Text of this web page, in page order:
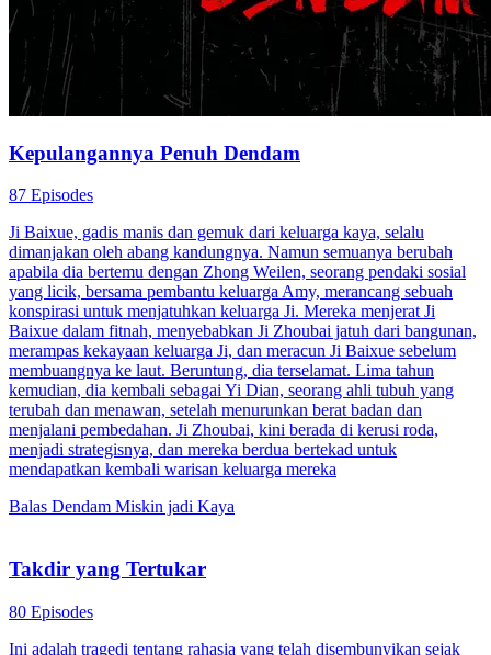
Kepulangannya Penuh Dendam
87 Episodes
Ji Baixue, gadis manis dan gemuk dari keluarga kaya, selalu
dimanjakan oleh abang kandungnya. Namun semuanya berubah
apabila dia bertemu dengan Zhong Weilen, seorang pendaki sosial
yang licik, bersama pembantu keluarga Amy, merancang sebuah
konspirasi untuk menjatuhkan keluarga Ji. Mereka menjerat Ji
Baixue dalam fitnah, menyebabkan Ji Zhoubai jatuh dari bangunan,
merampas kekayaan keluarga Ji, dan meracun Ji Baixue sebelum
membuangnya ke laut. Beruntung, dia terselamat. Lima tahun
kemudian, dia kembali sebagai Yi Dian, seorang ahli tubuh yang
terubah dan menawan, setelah menurunkan berat badan dan
menjalani pembedahan. Ji Zhoubai, kini berada di kerusi roda,
menjadi strategisnya, dan mereka berdua bertekad untuk
mendapatkan kembali warisan keluarga mereka
Balas Dendam Miskin jadi Kaya